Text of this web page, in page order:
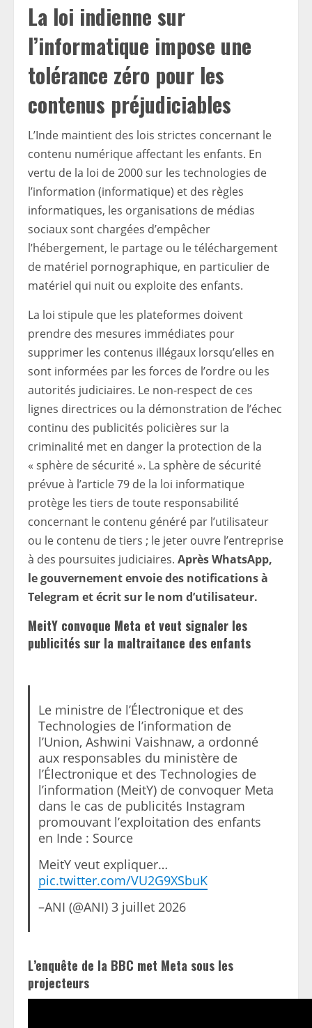
La loi indienne sur
l’informatique impose une
tolérance zéro pour les
contenus préjudiciables
L’Inde maintient des lois strictes concernant le
contenu numérique affectant les enfants. En
vertu de la loi de 2000 sur les technologies de
l’information (informatique) et des règles
informatiques, les organisations de médias
sociaux sont chargées d’empêcher
l’hébergement, le partage ou le téléchargement
de matériel pornographique, en particulier de
matériel qui nuit ou exploite des enfants.
La loi stipule que les plateformes doivent
prendre des mesures immédiates pour
supprimer les contenus illégaux lorsqu’elles en
sont informées par les forces de l’ordre ou les
autorités judiciaires. Le non-respect de ces
lignes directrices ou la démonstration de l’échec
continu des publicités policières sur la
criminalité met en danger la protection de la
« sphère de sécurité ». La sphère de sécurité
prévue à l’article 79 de la loi informatique
protège les tiers de toute responsabilité
concernant le contenu généré par l’utilisateur
ou le contenu de tiers ; le jeter ouvre l’entreprise
à des poursuites judiciaires. Après WhatsApp,
le gouvernement envoie des notifications à
Telegram et écrit sur le nom d’utilisateur.
MeitY convoque Meta et veut signaler les
publicités sur la maltraitance des enfants
Le ministre de l’Électronique et des
Technologies de l’information de
l’Union, Ashwini Vaishnaw, a ordonné
aux responsables du ministère de
l’Électronique et des Technologies de
l’information (MeitY) de convoquer Meta
dans le cas de publicités Instagram
promouvant l’exploitation des enfants
en Inde : Source
MeitY veut expliquer…
pic.twitter.com/VU2G9XSbuK
–ANI (@ANI) 3 juillet 2026
L’enquête de la BBC met Meta sous les
projecteurs